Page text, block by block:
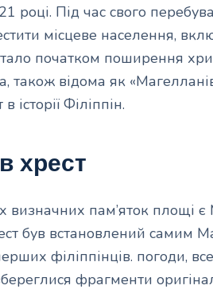
році. Під час свого
місцеве населення,
початком поширення
відома як
Філіппін.
хрест
визначних пам’яток площі
був встановлений самим
філіппінців. погоди,
фрагменти